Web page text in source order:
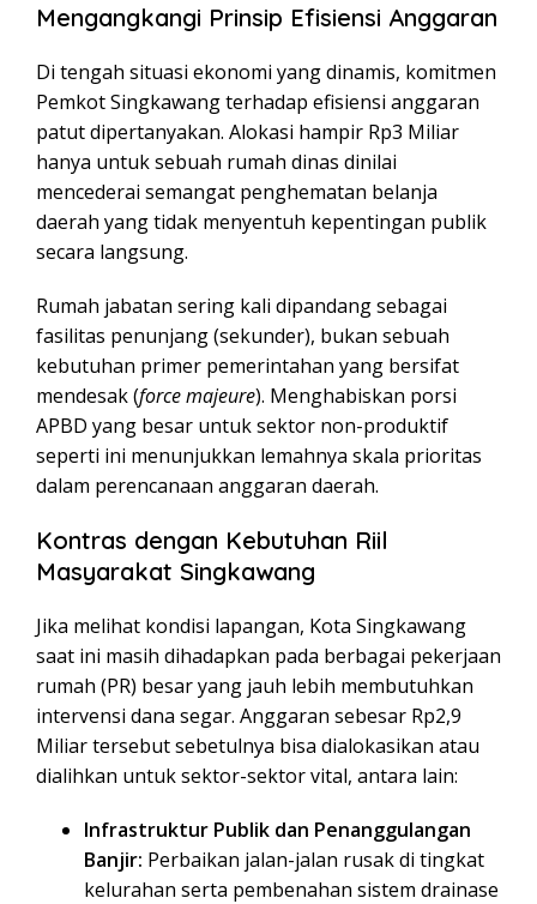
Mengangkangi Prinsip Efisiensi Anggaran
Di tengah situasi ekonomi yang dinamis, komitmen
Pemkot Singkawang terhadap efisiensi anggaran
patut dipertanyakan. Alokasi hampir Rp3 Miliar
hanya untuk sebuah rumah dinas dinilai
mencederai semangat penghematan belanja
daerah yang tidak menyentuh kepentingan publik
secara langsung.
Rumah jabatan sering kali dipandang sebagai
fasilitas penunjang (sekunder), bukan sebuah
kebutuhan primer pemerintahan yang bersifat
mendesak (force majeure). Menghabiskan porsi
APBD yang besar untuk sektor non-produktif
seperti ini menunjukkan lemahnya skala prioritas
dalam perencanaan anggaran daerah.
Kontras dengan Kebutuhan Riil
Masyarakat Singkawang
Jika melihat kondisi lapangan, Kota Singkawang
saat ini masih dihadapkan pada berbagai pekerjaan
rumah (PR) besar yang jauh lebih membutuhkan
intervensi dana segar. Anggaran sebesar Rp2,9
Miliar tersebut sebetulnya bisa dialokasikan atau
dialihkan untuk sektor-sektor vital, antara lain:
Infrastruktur Publik dan Penanggulangan
Banjir: Perbaikan jalan-jalan rusak di tingkat
kelurahan serta pembenahan sistem drainase